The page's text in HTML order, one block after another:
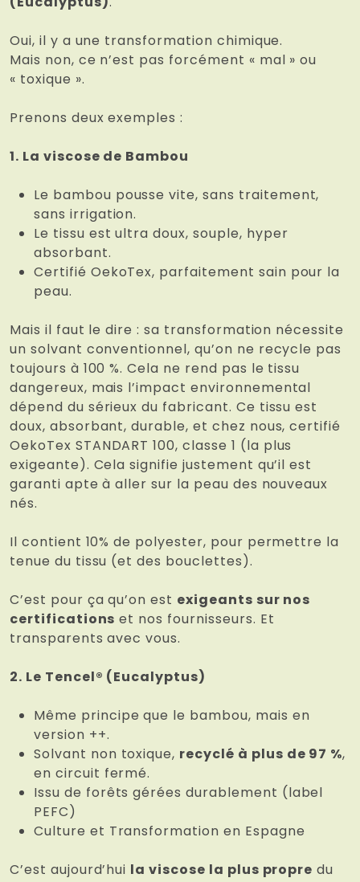
Oui, il y a une transformation chimique.
Mais non, ce n’est pas forcément « mal » ou
« toxique ».
Prenons deux exemples :
1. La viscose de Bambou
Le bambou pousse vite, sans traitement,
sans irrigation.
Le tissu est ultra doux, souple, hyper
absorbant.
Certifié OekoTex, parfaitement sain pour la
peau.
Mais il faut le dire : sa transformation nécessite
un solvant conventionnel, qu’on ne recycle pas
toujours à 100 %. Cela ne rend pas le tissu
dangereux, mais l’impact environnemental
dépend du sérieux du fabricant. Ce tissu est
doux, absorbant, durable, et chez nous, certifié
OekoTex STANDART 100, classe 1 (la plus
exigeante). Cela signifie justement qu’il est
garanti apte à aller sur la peau des nouveaux
nés.
Il contient 10% de polyester, pour permettre la
tenue du tissu (et des bouclettes).
C’est pour ça qu’on est exigeants sur nos
certifications et nos fournisseurs. Et
transparents avec vous.
2. Le Tencel® (Eucalyptus)
Même principe que le bambou, mais en
version ++.
Solvant non toxique, recyclé à plus de 97 %,
en circuit fermé.
Issu de forêts gérées durablement (label
PEFC)
Culture et Transformation en Espagne
C’est aujourd’hui la viscose la plus propre du